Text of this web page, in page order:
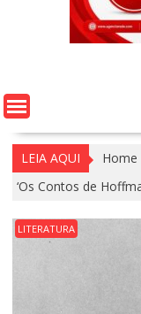
LEIA AQUI Home
‘Os Contos de
LITERATURA